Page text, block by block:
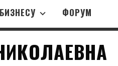
БИЗНЕСУ ФОРУМ